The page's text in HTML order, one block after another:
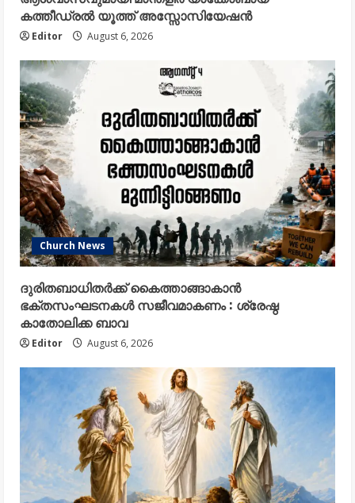
കത്തീഡ്രൽ യൂത്ത് അസ്സോസിയേഷൻ
Editor August 6, 2026
Church News
ദുരിതബാധിതർക്ക് കൈത്താങ്ങാകാൻ
ഭക്തസംഘടനകൾ സജീവമാകണം : ശ്രേഷ്ഠ
കാതോലിക്ക ബാവ
Editor August 6, 2026